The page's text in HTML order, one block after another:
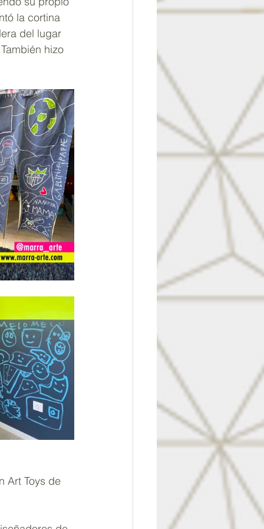
la cortina
del lugar
hizo
Art Toys de